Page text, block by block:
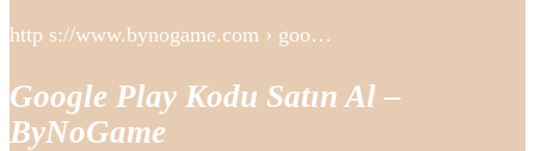
http s://www.bynogame.com › goo…
Google Play Kodu Satın Al –
ByNoGame